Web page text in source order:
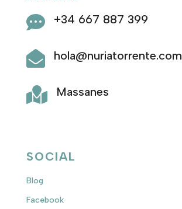
 +34 667 887 399
 hola@nuriatorrente.com
 Massanes
SOCIAL
Blog
Facebook